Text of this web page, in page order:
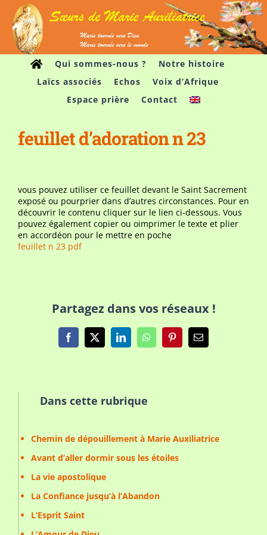
Passer
contenu
Qui sommes-nous ?
Notre histoire
Laïcs associés
Echos
Voix d’Afrique
Espace prière
Contact
feuillet d’adoration n 23
vous pouvez utiliser ce feuillet devant le Saint Sacrement
exposé ou pourprier dans d’autres circonstances. Pour en
découvrir le contenu cliquer sur le lien ci-dessous. Vous
pouvez également copier ou oimprimer le texte et plier
en accordéon pour le mettre en poche
feuillet n 23 pdf
Partagez dans vos réseaux !
Facebook
X LinkedInWhatsAppPinterestEmail
Dans cette rubrique
Chemin de dépouillement à Marie Auxiliatrice
Avant d’aller dormir sous les étoiles
La vie apostolique
La Confiance jusqu’à l’Abandon
L’Esprit Saint